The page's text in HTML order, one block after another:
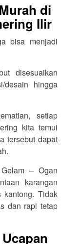
di
Ilir
bisa menjadi
disesuaikan
desain hingga
setiap
kita temui
tersebut dapat
– Ogan
karangan
kantong. Tidak
dan rapi tetap